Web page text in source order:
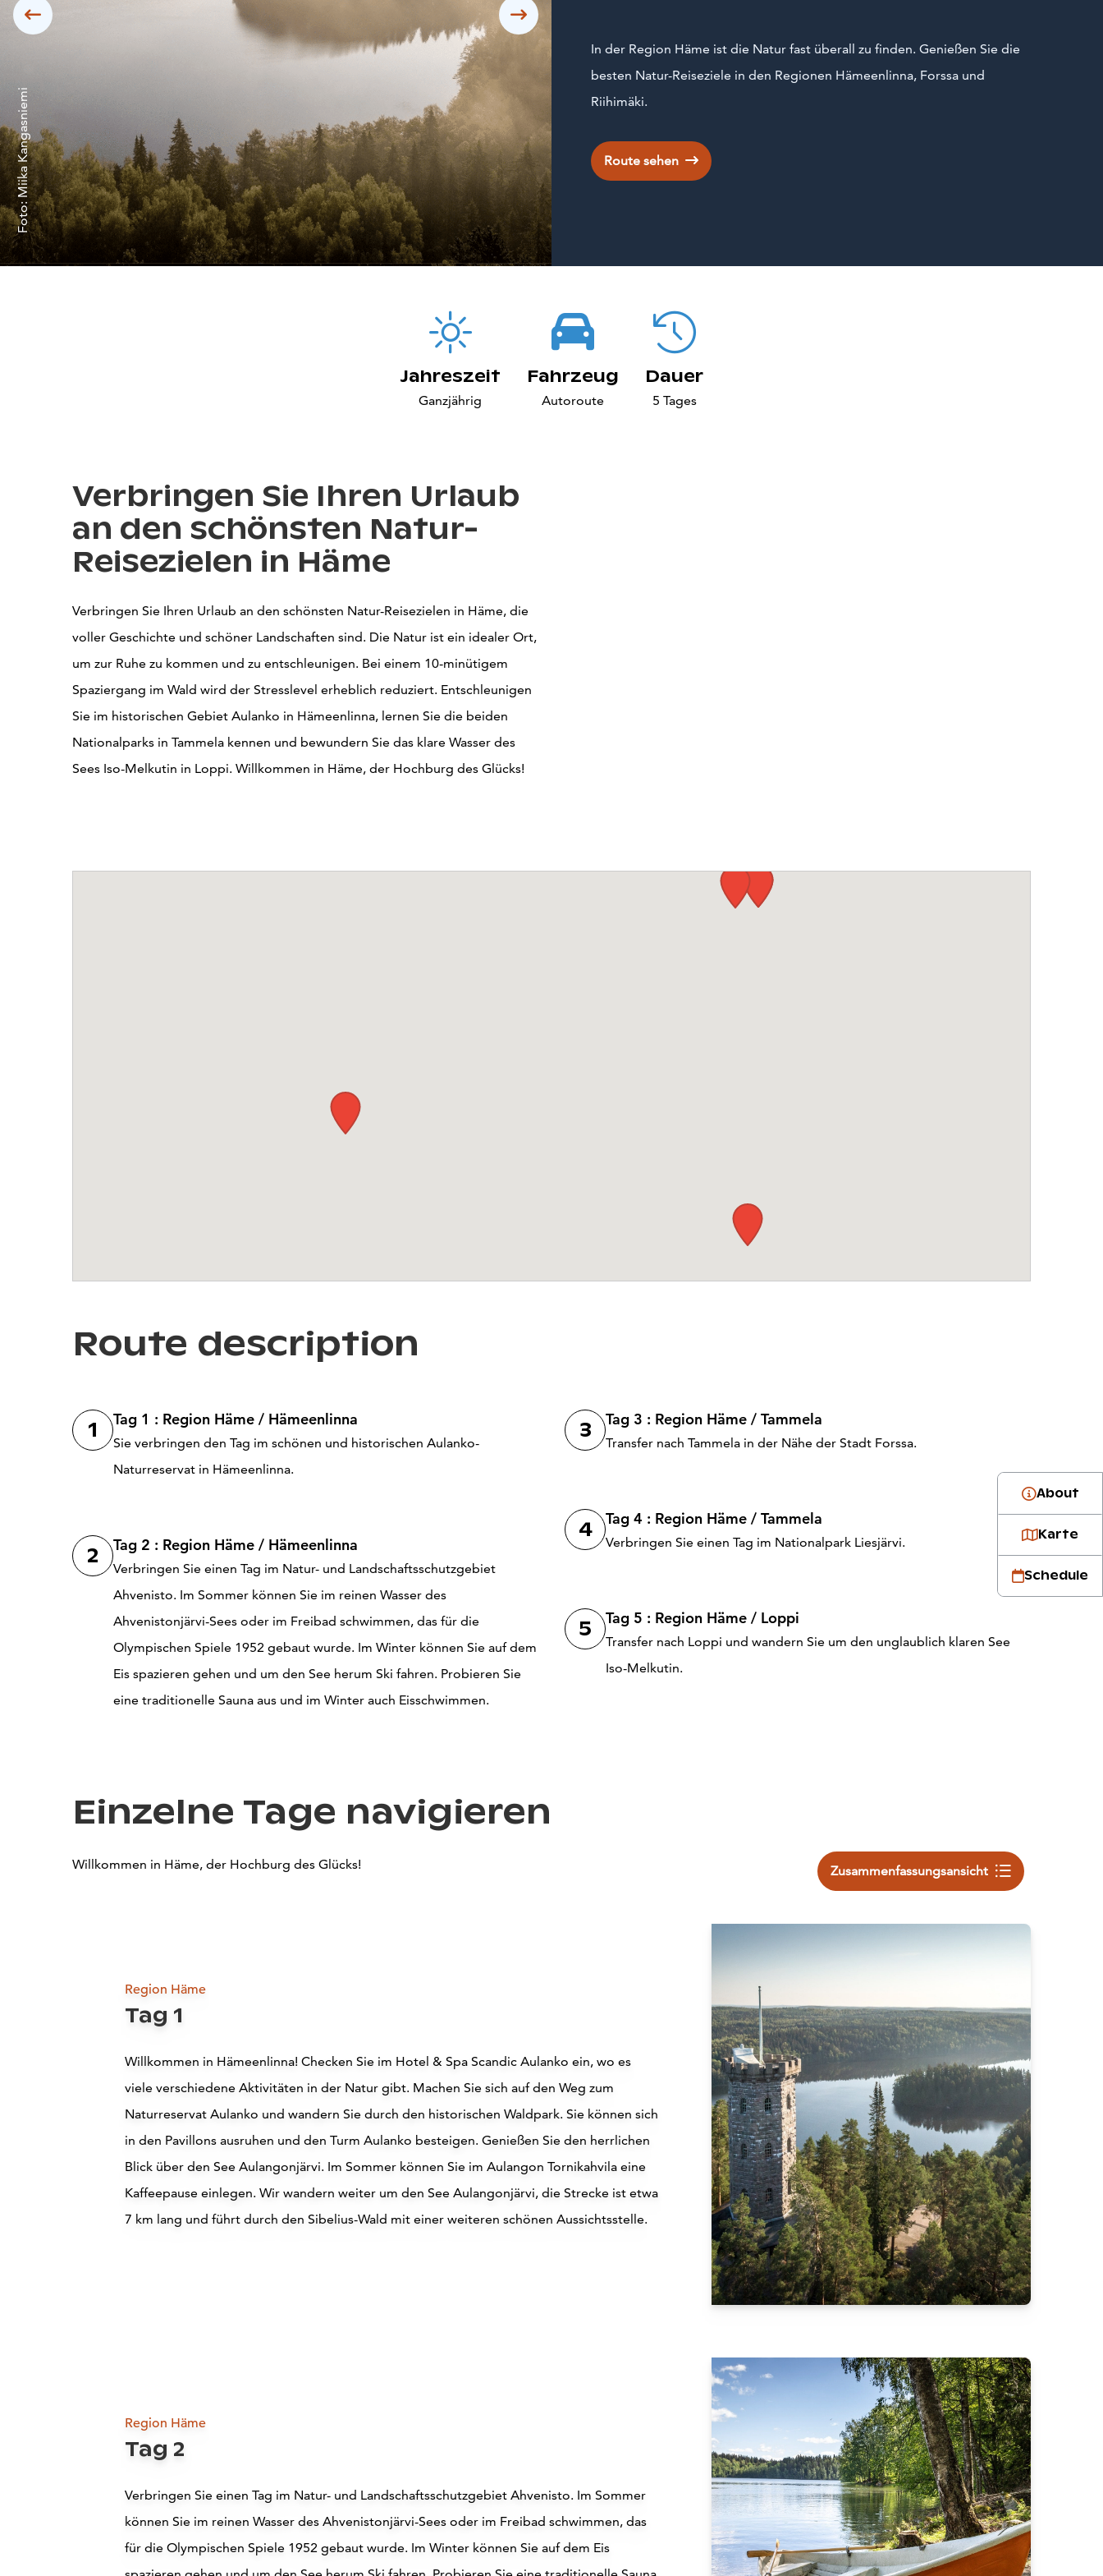
Foto: Miika Kangasniemi
Siirry edelliseen Siirry seuraavaan
In der Region Häme ist die Natur fast überall zu finden. Genießen Sie die
besten Natur-Reiseziele in den Regionen Hämeenlinna, Forssa und
Riihimäki.
Route sehen
About
Karte
Schedule
Jahreszeit
Ganzjährig
Fahrzeug
Autoroute
Dauer
5 Tages
Verbringen Sie Ihren Urlaub
an den schönsten Natur-
Reisezielen in Häme
Verbringen Sie Ihren Urlaub an den schönsten Natur-Reisezielen in Häme, die
voller Geschichte und schöner Landschaften sind. Die Natur ist ein idealer Ort,
um zur Ruhe zu kommen und zu entschleunigen. Bei einem 10-minütigem
Spaziergang im Wald wird der Stresslevel erheblich reduziert. Entschleunigen
Sie im historischen Gebiet Aulanko in Hämeenlinna, lernen Sie die beiden
Nationalparks in Tammela kennen und bewundern Sie das klare Wasser des
Sees Iso-Melkutin in Loppi. Willkommen in Häme, der Hochburg des Glücks!
Route description
1 Tag 1 : Region Häme / Hämeenlinna
Sie verbringen den Tag im schönen und historischen Aulanko-
Naturreservat in Hämeenlinna.
2 Tag 2 : Region Häme / Hämeenlinna
Verbringen Sie einen Tag im Natur- und Landschaftsschutzgebiet
Ahvenisto. Im Sommer können Sie im reinen Wasser des
Ahvenistonjärvi-Sees oder im Freibad schwimmen, das für die
Olympischen Spiele 1952 gebaut wurde. Im Winter können Sie auf dem
Eis spazieren gehen und um den See herum Ski fahren. Probieren Sie
eine traditionelle Sauna aus und im Winter auch Eisschwimmen.
3 Tag 3 : Region Häme / Tammela
Transfer nach Tammela in der Nähe der Stadt Forssa.
4 Tag 4 : Region Häme / Tammela
Verbringen Sie einen Tag im Nationalpark Liesjärvi.
5 Tag 5 : Region Häme / Loppi
Transfer nach Loppi und wandern Sie um den unglaublich klaren See
Iso-Melkutin.
Einzelne Tage navigieren
Willkommen in Häme, der Hochburg des Glücks! Zusammenfassungsansicht
Region Häme
Tag 1
Willkommen in Hämeenlinna! Checken Sie im Hotel & Spa Scandic Aulanko ein, wo es
viele verschiedene Aktivitäten in der Natur gibt. Machen Sie sich auf den Weg zum
Naturreservat Aulanko und wandern Sie durch den historischen Waldpark. Sie können sich
in den Pavillons ausruhen und den Turm Aulanko besteigen. Genießen Sie den herrlichen
Blick über den See Aulangonjärvi. Im Sommer können Sie im Aulangon Tornikahvila eine
Kaffeepause einlegen. Wir wandern weiter um den See Aulangonjärvi, die Strecke ist etwa
7 km lang und führt durch den Sibelius-Wald mit einer weiteren schönen Aussichtsstelle.
Siirry edelliseen
Siirry seuraavaan
Region Häme
Tag 2
Verbringen Sie einen Tag im Natur- und Landschaftsschutzgebiet Ahvenisto. Im Sommer
können Sie im reinen Wasser des Ahvenistonjärvi-Sees oder im Freibad schwimmen, das
für die Olympischen Spiele 1952 gebaut wurde. Im Winter können Sie auf dem Eis